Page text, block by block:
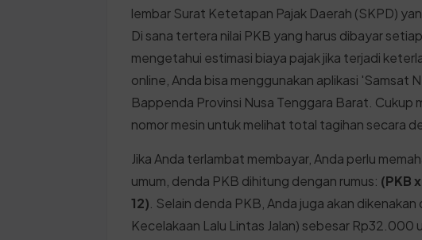
lembar Surat Ketetapan Pajak Daerah (SKPD)
Di sana tertera nilai PKB yang harus dibayar
mengetahui estimasi biaya pajak jika terjadi
online, Anda bisa menggunakan aplikasi 'Samsat
Bappenda Provinsi Nusa Tenggara Barat. Cukup
nomor mesin untuk melihat total tagihan secara
Jika Anda terlambat membayar, Anda perlu
umum, denda PKB dihitung dengan rumus: (PKB
12) . Selain denda PKB, Anda juga akan
Kecelakaan Lalu Lintas Jalan) sebesar